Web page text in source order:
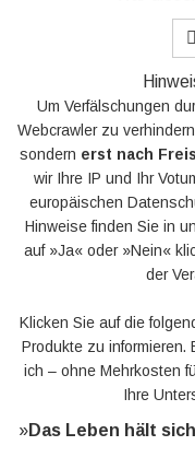
Um Verfälschungen
Webcrawler zu
sondern erst nach
wir Ihre IP und Ihr
europäischen
Hinweise finden Sie in
auf »Ja« oder »Nein«
der
Klicken Sie auf die
Produkte zu informieren.
ich – ohne Mehrkosten
Ihre
»Das Leben hält